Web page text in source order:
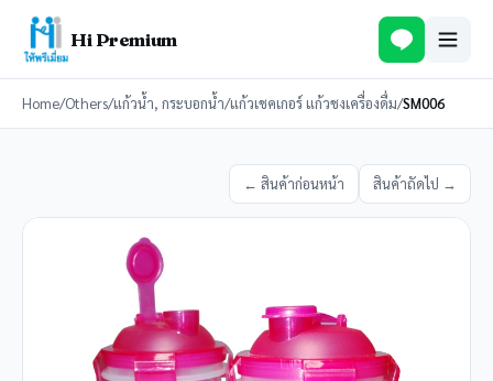
Hi Premium
Home/Others/แก้วน้ำ, กระบอกน้ำ/แก้วเชคเกอร์ แก้วชงเครื่องดื่ม/SM006
← สินค้าก่อนหน้า สินค้าถัดไป →